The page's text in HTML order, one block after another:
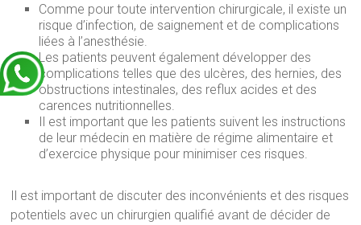
Comme pour toute intervention chirurgicale, il existe un
risque d’infection, de saignement et de complications
liées à l’anesthésie.
Les patients peuvent également développer des
complications telles que des ulcères, des hernies, des
obstructions intestinales, des reflux acides et des
carences nutritionnelles.
Il est important que les patients suivent les instructions
de leur médecin en matière de régime alimentaire et
d’exercice physique pour minimiser ces risques.
Il est important de discuter des inconvénients et des risques
potentiels avec un chirurgien qualifié avant de décider de